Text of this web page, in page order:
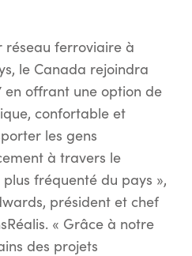
réseau ferroviaire à
le Canada rejoindra
en offrant une option de
confortable et
les gens
à travers le
fréquenté du pays »,
président et chef
« Grâce à notre
des projets